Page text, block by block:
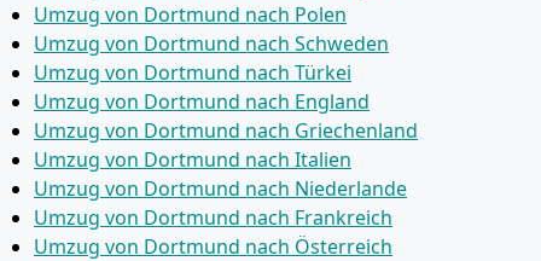
Umzug von Dortmund nach Polen
Umzug von Dortmund nach Schweden
Umzug von Dortmund nach Türkei
Umzug von Dortmund nach England
Umzug von Dortmund nach Griechenland
Umzug von Dortmund nach Italien
Umzug von Dortmund nach Niederlande
Umzug von Dortmund nach Frankreich
Umzug von Dortmund nach Österreich